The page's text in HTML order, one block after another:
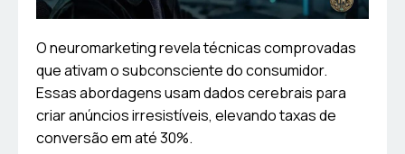
O neuromarketing revela técnicas comprovadas
que ativam o subconsciente do consumidor.
Essas abordagens usam dados cerebrais para
criar anúncios irresistíveis, elevando taxas de
conversão em até 30%.